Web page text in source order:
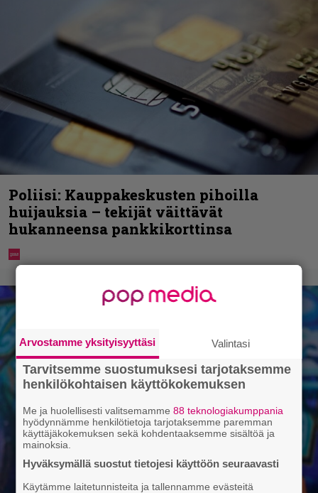
Poliisi: Kauppakeskusten pihoilla
huijauksia – tekijät väittävät
hukanneensa pankkikorttinsa
Arvostamme yksityisyyttäsi Valintasi
Tarvitsemme suostumuksesi tarjotaksemme
henkilökohtaisen käyttökokemuksen
Me ja huolellisesti valitsemamme88 teknologiakumppania
hyödynnämme henkilötietoja tarjotaksemme paremman
käyttäjäkokemuksen sekä kohdentaaksemme sisältöä ja
mainoksia.
Hyväksymällä suostut tietojesi käyttöön seuraavasti
Käytämme laitetunnisteita ja tallennamme evästeitä